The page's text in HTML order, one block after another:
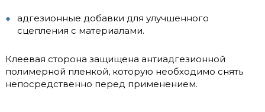
адгезионные добавки для улучшенного
сцепления с материалами.
Клеевая сторона защищена антиадгезионной
полимерной пленкой, которую необходимо снять
непосредственно перед применением.